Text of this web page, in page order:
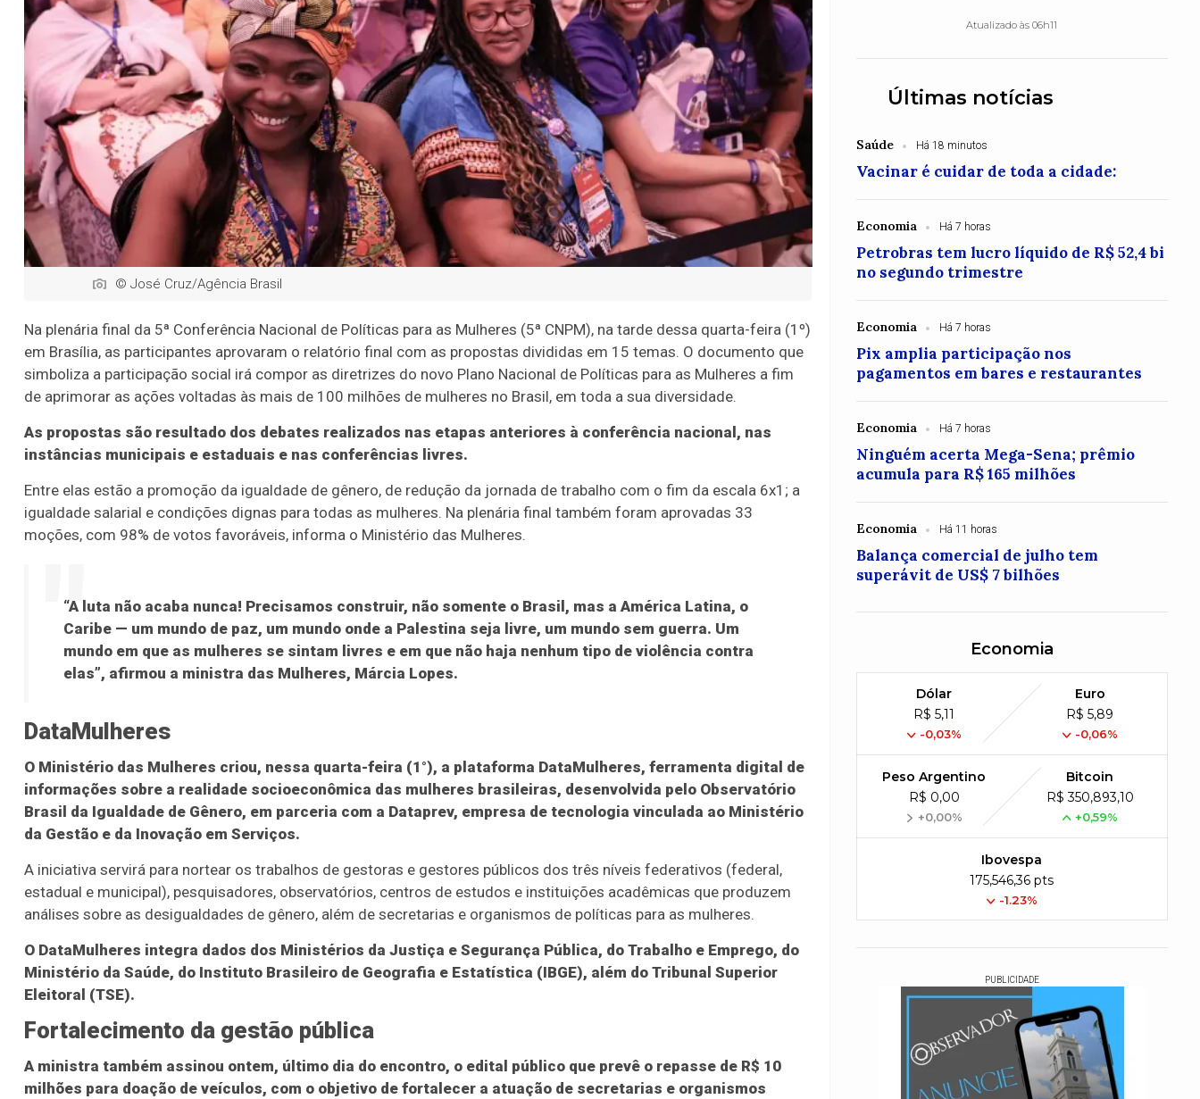
© José Cruz/Agência Brasil
Na plenária final da 5ª Conferência Nacional de Políticas para as Mulheres (5ª CNPM), na tarde dessa quarta-feira (1º)
em Brasília, as participantes aprovaram o relatório final com as propostas divididas em 15 temas. O documento que
simboliza a participação social irá compor as diretrizes do novo Plano Nacional de Políticas para as Mulheres a fim
de aprimorar as ações voltadas às mais de 100 milhões de mulheres no Brasil, em toda a sua diversidade.
As propostas são resultado dos debates realizados nas etapas anteriores à conferência nacional, nas
instâncias municipais e estaduais e nas conferências livres.
Entre elas estão a promoção da igualdade de gênero, de redução da jornada de trabalho com o fim da escala 6x1; a
igualdade salarial e condições dignas para todas as mulheres. Na plenária final também foram aprovadas 33
moções, com 98% de votos favoráveis, informa o Ministério das Mulheres.
“A luta não acaba nunca! Precisamos construir, não somente o Brasil, mas a América Latina, o
Caribe — um mundo de paz, um mundo onde a Palestina seja livre, um mundo sem guerra. Um
mundo em que as mulheres se sintam livres e em que não haja nenhum tipo de violência contra
elas”, afirmou a ministra das Mulheres, Márcia Lopes.
DataMulheres
O Ministério das Mulheres criou, nessa quarta-feira (1°), a plataforma DataMulheres, ferramenta digital de
informações sobre a realidade socioeconômica das mulheres brasileiras, desenvolvida pelo Observatório
Brasil da Igualdade de Gênero, em parceria com a Dataprev, empresa de tecnologia vinculada ao Ministério
da Gestão e da Inovação em Serviços.
A iniciativa servirá para nortear os trabalhos de gestoras e gestores públicos dos três níveis federativos (federal,
estadual e municipal), pesquisadores, observatórios, centros de estudos e instituições acadêmicas que produzem
análises sobre as desigualdades de gênero, além de secretarias e organismos de políticas para as mulheres.
O DataMulheres integra dados dos Ministérios da Justiça e Segurança Pública, do Trabalho e Emprego, do
Ministério da Saúde, do Instituto Brasileiro de Geografia e Estatística (IBGE), além do Tribunal Superior
Eleitoral (TSE).
Fortalecimento da gestão pública
A ministra também assinou ontem, último dia do encontro, o edital público que prevê o repasse de R$ 10
milhões para doação de veículos, com o objetivo de fortalecer a atuação de secretarias e organismos
Atualizado às 06h11
Últimas notícias
Saúde Há 18 minutos
Vacinar é cuidar de toda a cidade:
Economia Há 7 horas
Petrobras tem lucro líquido de R$ 52,4 bi
no segundo trimestre
Economia Há 7 horas
Pix amplia participação nos
pagamentos em bares e restaurantes
Economia Há 7 horas
Ninguém acerta Mega-Sena; prêmio
acumula para R$ 165 milhões
Economia Há 11 horas
Balança comercial de julho tem
superávit de US$ 7 bilhões
Economia
Dólar
R$ 5,11
-0,03%
Euro
R$ 5,89
-0,06%
Peso Argentino
R$ 0,00
+0,00%
Bitcoin
R$ 350,893,10
+0,59%
Ibovespa
175,546,36 pts
-1.23%
PUBLICIDADE